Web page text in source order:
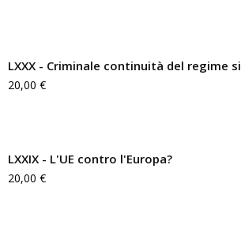
LXXX - Criminale continuità del regime
20,00 €
LXXIX - L'UE contro l'Europa?
20,00 €